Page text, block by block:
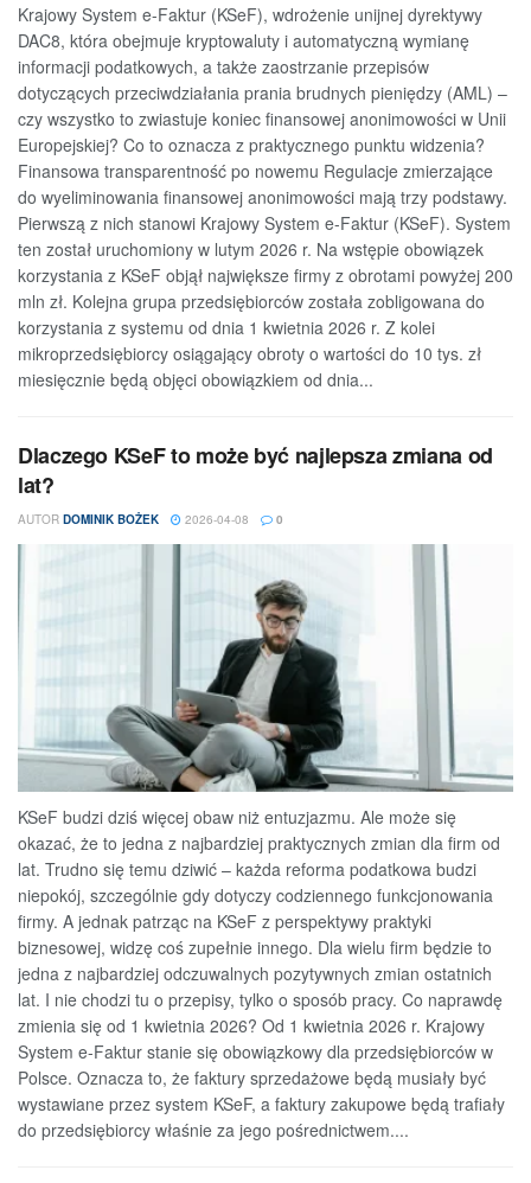
Krajowy System e-Faktur (KSeF), wdrożenie unijnej dyrektywy
DAC8, która obejmuje kryptowaluty i automatyczną wymianę
informacji podatkowych, a także zaostrzanie przepisów
dotyczących przeciwdziałania prania brudnych pieniędzy (AML) –
czy wszystko to zwiastuje koniec finansowej anonimowości w Unii
Europejskiej? Co to oznacza z praktycznego punktu widzenia?
Finansowa transparentność po nowemu Regulacje zmierzające
do wyeliminowania finansowej anonimowości mają trzy podstawy.
Pierwszą z nich stanowi Krajowy System e-Faktur (KSeF). System
ten został uruchomiony w lutym 2026 r. Na wstępie obowiązek
korzystania z KSeF objął największe firmy z obrotami powyżej 200
mln zł. Kolejna grupa przedsiębiorców została zobligowana do
korzystania z systemu od dnia 1 kwietnia 2026 r. Z kolei
mikroprzedsiębiorcy osiągający obroty o wartości do 10 tys. zł
miesięcznie będą objęci obowiązkiem od dnia...
Dlaczego KSeF to może być najlepsza zmiana od
lat?
AUTOR DOMINIK BOŻEK 2026-04-08 0
KSeF budzi dziś więcej obaw niż entuzjazmu. Ale może się
okazać, że to jedna z najbardziej praktycznych zmian dla firm od
lat. Trudno się temu dziwić – każda reforma podatkowa budzi
niepokój, szczególnie gdy dotyczy codziennego funkcjonowania
firmy. A jednak patrząc na KSeF z perspektywy praktyki
biznesowej, widzę coś zupełnie innego. Dla wielu firm będzie to
jedna z najbardziej odczuwalnych pozytywnych zmian ostatnich
lat. I nie chodzi tu o przepisy, tylko o sposób pracy. Co naprawdę
zmienia się od 1 kwietnia 2026? Od 1 kwietnia 2026 r. Krajowy
System e-Faktur stanie się obowiązkowy dla przedsiębiorców w
Polsce. Oznacza to, że faktury sprzedażowe będą musiały być
wystawiane przez system KSeF, a faktury zakupowe będą trafiały
do przedsiębiorcy właśnie za jego pośrednictwem....